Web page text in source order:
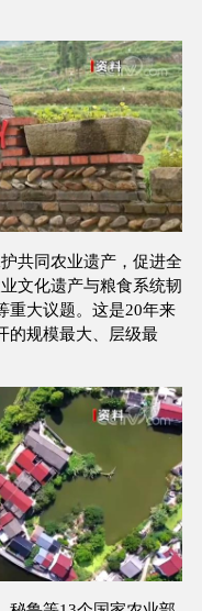
共同农业遗产，促进全
文化遗产与粮食系统韧
重大议题。这是20年来
的规模最大、层级最